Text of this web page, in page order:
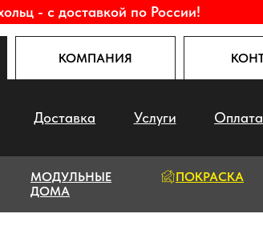
- с доставкой по России!
КОМПАНИЯ
Доставка Услуги Оплата
МОДУЛЬНЫЕ
ДОМА
ПОКРАСКА